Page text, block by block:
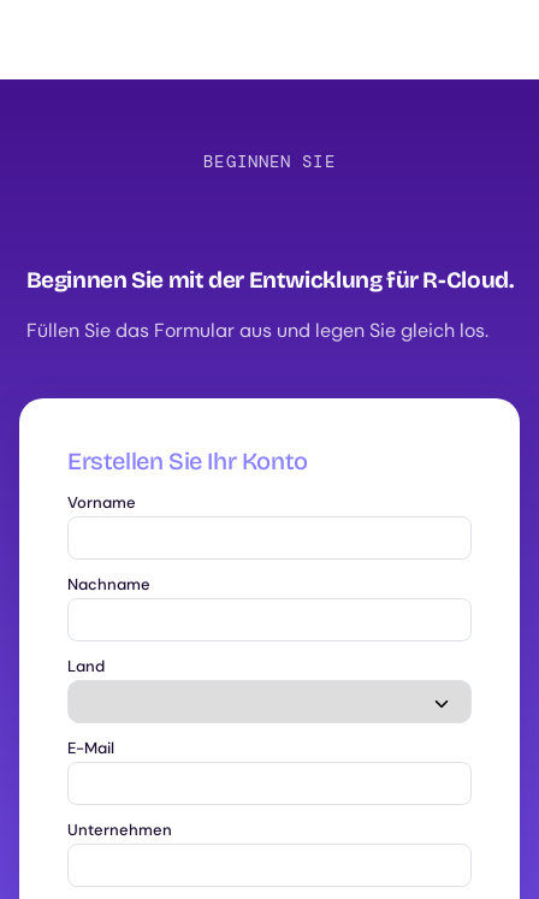
BEGINNEN SIE
Beginnen Sie mit der Entwicklung für R-Cloud.
Füllen Sie das Formular aus und legen Sie gleich los.
Erstellen Sie Ihr Konto
Vorname
Nachname
Land
E-Mail
Unternehmen